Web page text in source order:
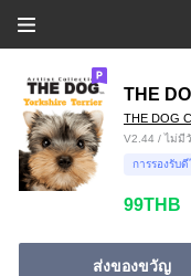
THE
THE DOG
V2.44 / ไม่มี
การรองรับ
99THB
ส่งของขวัญ